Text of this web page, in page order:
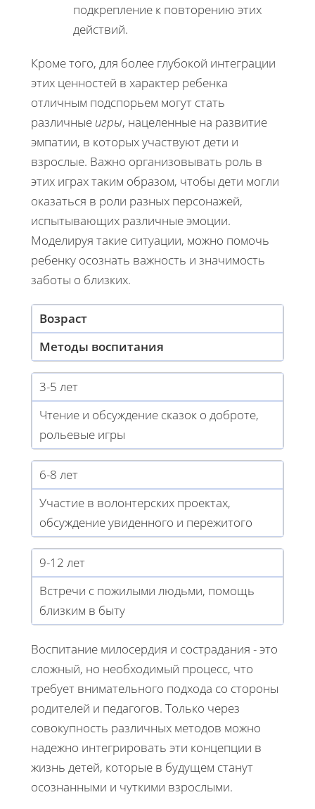
подкрепление к повторению этих
действий.
Кроме того, для более глубокой интеграции
этих ценностей в характер ребенка
отличным подспорьем могут стать
различные игры, нацеленные на развитие
эмпатии, в которых участвуют дети и
взрослые. Важно организовывать роль в
этих играх таким образом, чтобы дети могли
оказаться в роли разных персонажей,
испытывающих различные эмоции.
Моделируя такие ситуации, можно помочь
ребенку осознать важность и значимость
заботы о близких.
Возраст
Методы воспитания
3-5 лет
Чтение и обсуждение сказок о доброте,
рольевые игры
6-8 лет
Участие в волонтерских проектах,
обсуждение увиденного и пережитого
9-12 лет
Встречи с пожилыми людьми, помощь
близким в быту
Воспитание милосердия и сострадания - это
сложный, но необходимый процесс, что
требует внимательного подхода со стороны
родителей и педагогов. Только через
совокупность различных методов можно
надежно интегрировать эти концепции в
жизнь детей, которые в будущем станут
осознанными и чуткими взрослыми.